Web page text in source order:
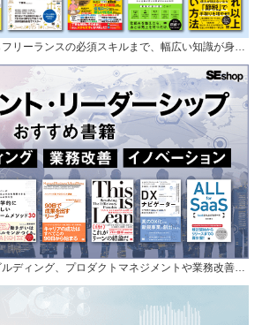
リーランスの必須スキルまで、幅広い知識が身…
ディング、プロダクトマネジメントや業務改善…